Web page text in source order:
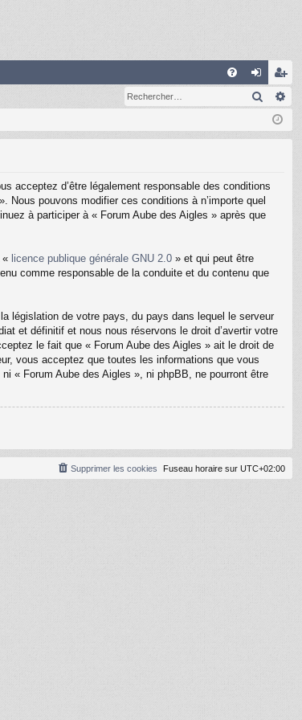
on ns
cri
acceptez d’être légalement responsable des conditions
Nous pouvons modifier ces conditions à n’importe quel
à participer à « Forum Aube des Aigles » après que
« licence publique générale GNU 2.0 » et qui peut être
comme responsable de la conduite et du contenu que
législation de votre pays, du pays dans lequel le serveur
et définitif et nous nous réservons le droit d’avertir votre
le fait que « Forum Aube des Aigles » ait le droit de
vous acceptez que toutes les informations que vous
« Forum Aube des Aigles », ni phpBB, ne pourront être
Fuseau horaire sur UTC+02:00
Supprimer les cookies